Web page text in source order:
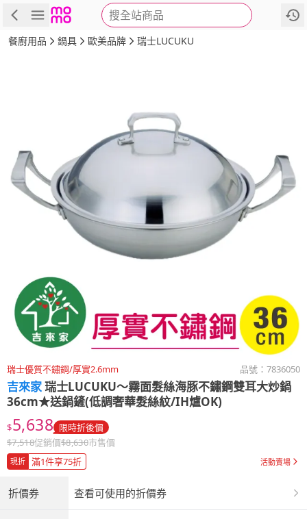
搜全站商品
商品 評價 詳情
餐廚用品 鍋具 歐美品牌 瑞士LUCUKU
瑞士優質不鏽鋼/厚實2.6mm 品號： 7836050
吉來家瑞士LUCUKU〜霧面髮絲海豚不鏽鋼雙耳大炒鍋
36cm★送鍋鏟(低調奢華髮絲紋/IH爐OK)
$5,638 限時折後價
$7,518促銷價$8,630市售價
現折 滿1件享75折 活動賣場
折價券 查看可使用的折價券